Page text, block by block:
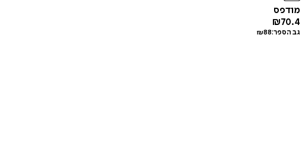
מודפס
₪70.4
גב הספר: ₪88